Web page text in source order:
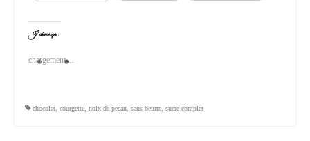
J’aime ça :
chargement…
chocolat courgette noix de pecan sans beurre sucre complet